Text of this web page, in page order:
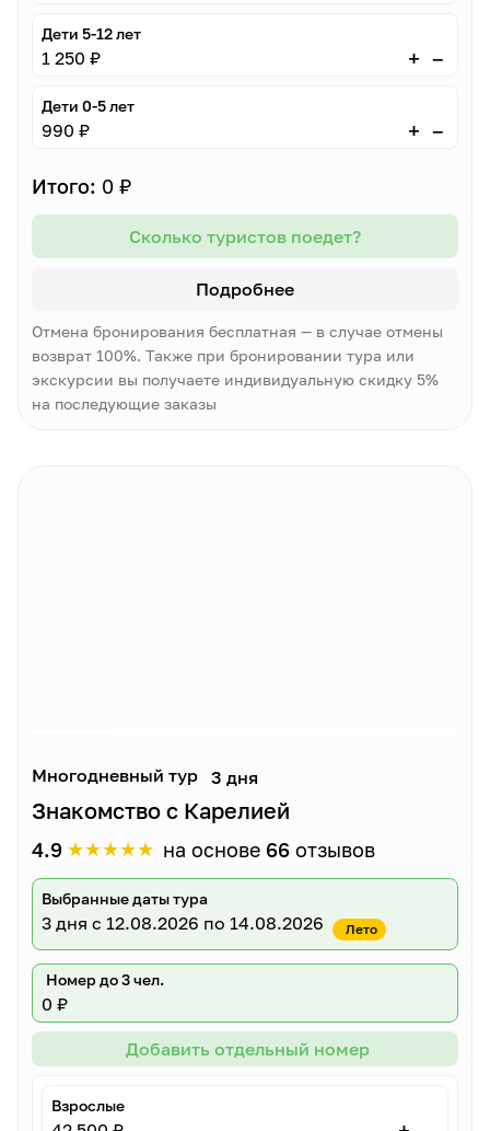
Дети 5-12 лет
1 250 ₽ + –
Дети 0-5 лет
990 ₽ + –
Итого: 0 ₽
Сколько туристов поедет?
Подробнее
Отмена бронирования бесплатная — в случае отмены
возврат 100%. Также при бронировании тура или
экскурсии вы получаете индивидуальную скидку 5%
на последующие заказы
Многодневный тур 3 дня
Знакомство с Карелией
4.9 ★★★★★ на основе 66 отзывов
Выбранные даты тура
3 дня с 12.08.2026 по 14.08.2026 Лето
Номер до 3 чел.
0 ₽
Добавить отдельный номер
Взрослые